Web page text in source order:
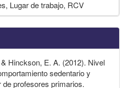
Lugar de trabajo, RCV
Hinckson, E. A. (2012). Nivel
sedentario y
profesores primarios.